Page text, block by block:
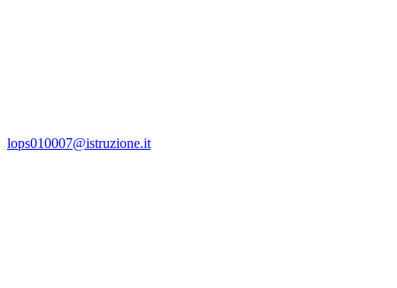
lops010007@istruzione.it